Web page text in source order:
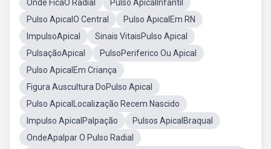
Onde FicaO Radial
Pulso ApicalInfantil
Pulso ApicalO Central
Pulso ApicalEm RN
ImpulsoApical
Sinais VitaisPulso Apical
PulsaçãoApical
PulsoPeriferico Ou Apical
Pulso ApicalEm Criança
Figura Auscultura DoPulso Apical
Pulso ApicalLocalização Recem Nascido
Impulso ApicalPalpação
Pulsos ApicalBraqual
OndeApalpar O Pulso Radial